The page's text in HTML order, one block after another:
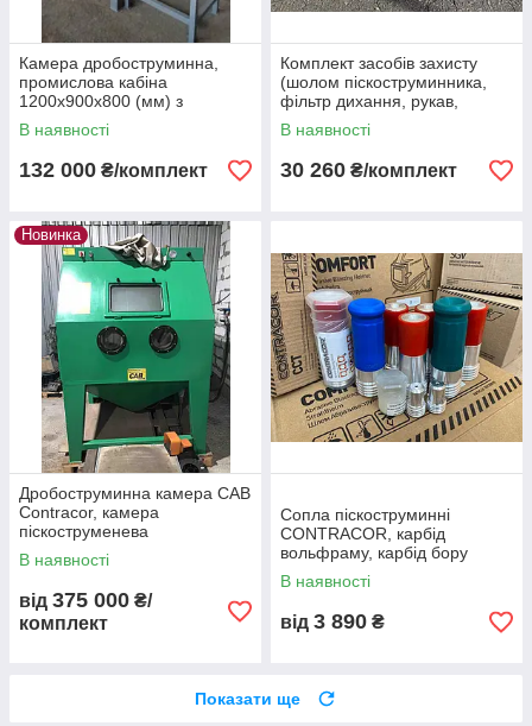
Камера дробоструминна,
промислова кабіна
1200x900x800 (мм) з
рекуперацією абразиву
В наявності
132 000 ₴/комплект
Комплект засобів захисту
(шолом піскоструминника,
фільтр дихання, рукав,
костюм)
В наявності
30 260 ₴/комплект
Новинка
Дробоструминна камера CAB
Contracor, камера
піскоструменева
В наявності
від 375 000 ₴/
комплект
Сопла піскоструминні
CONTRACOR, карбід
вольфраму, карбід бору
В наявності
від 3 890 ₴
Показати ще